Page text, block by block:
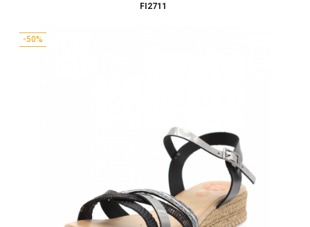
FI2711
-50%